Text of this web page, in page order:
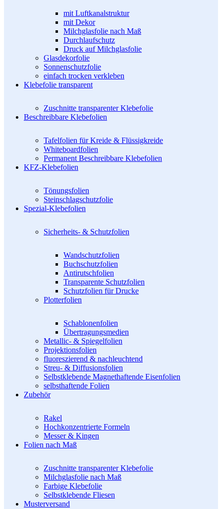
mit Luftkanalstruktur
mit Dekor
Milchglasfolie nach Maß
Durchlaufschutz
Druck auf Milchglasfolie
Glasdekorfolie
Sonnenschutzfolie
einfach trocken verkleben
Klebefolie transparent
Zuschnitte transparenter Klebefolie
Beschreibbare Klebefolien
Tafelfolien für Kreide & Flüssigkreide
Whiteboardfolien
Permanent Beschreibbare Klebefolien
KFZ-Klebefolien
Tönungsfolien
Steinschlagschutzfolie
Spezial-Klebefolien
Sicherheits- & Schutzfolien
Wandschutzfolien
Buchschutzfolien
Antirutschfolien
Transparente Schutzfolien
Schutzfolien für Drucke
Plotterfolien
Schablonenfolien
Übertragungsmedien
Metallic- & Spiegelfolien
Projektionsfolien
fluoreszierend & nachleuchtend
Streu- & Diffusionsfolien
Selbstklebende Magnethaftende Eisenfolien
selbsthaftende Folien
Zubehör
Rakel
Hochkonzentrierte Formeln
Messer & Kingen
Folien nach Maß
Zuschnitte transparenter Klebefolie
Milchglasfolie nach Maß
Farbige Klebefolie
Selbstklebende Fliesen
Musterversand